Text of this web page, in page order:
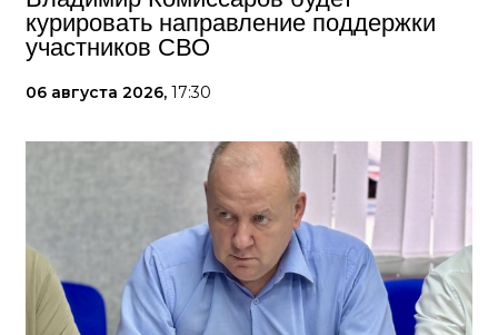
курировать направление поддержки
участников СВО
06 августа 2026, 17:30